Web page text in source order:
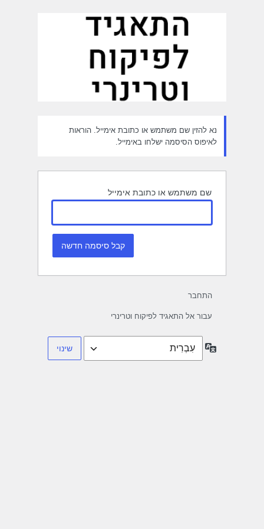
נא להזין שם משתמש או כתובת אימייל. הוראות
לאיפוס הסיסמה ישלחו באימייל.
שם משתמש או כתובת אימייל
התחבר
עבור אל התאגיד לפיקוח וטרינרי
שפה